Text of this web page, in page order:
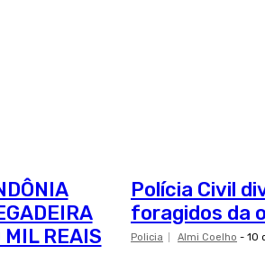
REAIS
Polícia Civil
foragidos da
Policia Almi Coelho - 10